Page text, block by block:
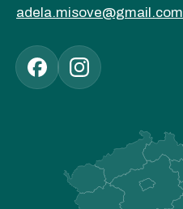
adela.misove@gmail.com